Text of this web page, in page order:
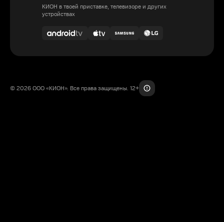
КИОН в твоей приставке, телевизоре и других
устройствах
© 2026 ООО «КИОН». Все права защищены. 12+